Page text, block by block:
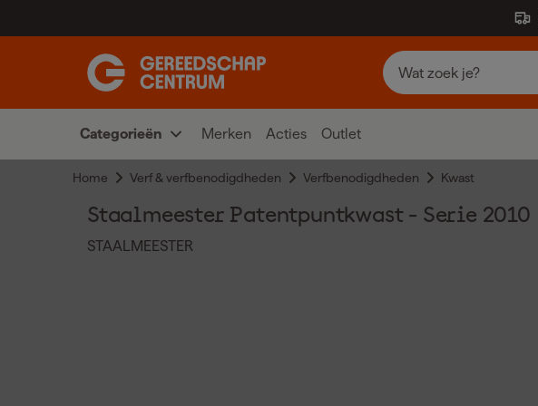
Categorieën Merken Acties Outlet
Home Verf & verfbenodigdheden Verfbenodigdheden Kwast
Staalmeester Patentpuntkwast - Serie 2010
STAALMEESTER